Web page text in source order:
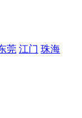
莞 江门 珠海